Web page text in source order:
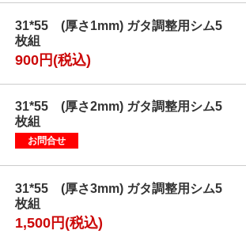
31*55 (厚さ1mm) ガタ調整用シム5
枚組
900円(税込)
31*55 (厚さ2mm) ガタ調整用シム5
枚組
お問合せ
31*55 (厚さ3mm) ガタ調整用シム5
枚組
1,500円(税込)